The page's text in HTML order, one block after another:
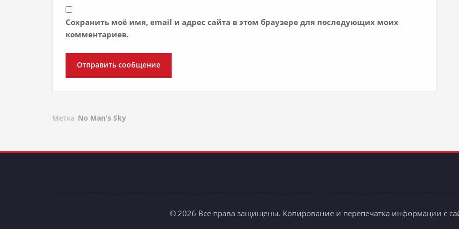
Сохранить моё имя, email и адрес сайта в этом браузере для последующих моих
комментариев.
Метка No Man's Sky
© 2026 Все права защищены. Копирование и перепечатка информации с